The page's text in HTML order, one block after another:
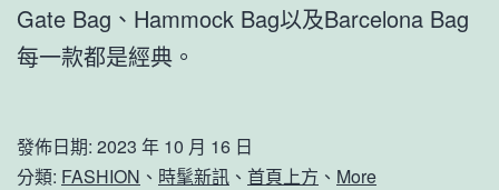
Gate Bag、Hammock Bag以及Barcelona Bag
每一款都是經典。
發佈日期: 2023 年 10 月 16 日
分類: FASHION 、 時髦新訊 、 首頁上方 、 More